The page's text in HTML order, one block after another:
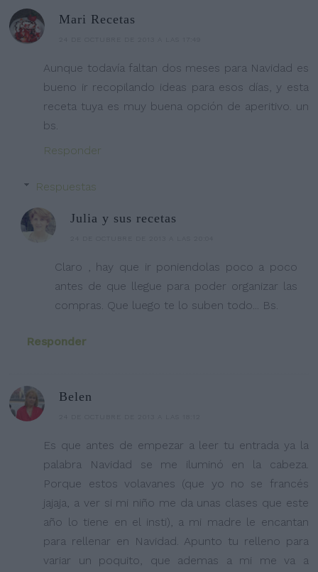
Mari Recetas
Aunque todavía faltan dos meses para Navidad es
bueno ir recopilando ideas para esos días, y esta
receta tuya es muy buena opción de aperitivo. un
bs.
Responder
Respuestas
Julia y sus recetas
Claro , hay que ir poniendolas poco a poco
antes de que llegue para poder organizar las
compras. Que luego te lo suben todo... Bs.
Responder
Belen
Es que antes de empezar a leer tu entrada ya la
palabra Navidad se me iluminó en la cabeza.
Porque estos volavanes (que yo no se francés
jajaja, a ver si mi niño me da unas clases que este
año lo tiene en el insti), a mi madre le encantan
para rellenar en Navidad. Apunto tu relleno para
variar un poquito, que ademas a mi me va a